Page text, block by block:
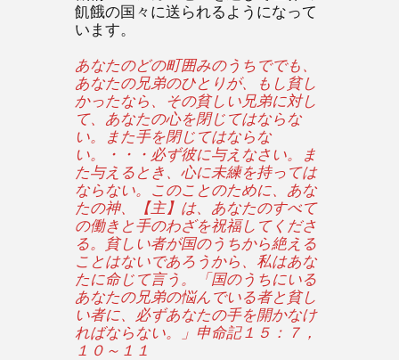
飢餓の国々に送られるようになって
います。
あなたのどの町囲みのうちででも、
あなたの兄弟のひとりが、もし貧し
かったなら、その貧しい兄弟に対し
て、あなたの心を閉じてはならな
い。また手を閉じてはならな
い。・・・必ず彼に与えなさい。ま
た与えるとき、心に未練を持っては
ならない。このことのために、あな
たの神、【主】は、あなたのすべて
の働きと手のわざを祝福してくださ
る。貧しい者が国のうちから絶える
ことはないであろうから、私はあな
たに命じて言う。「国のうちにいる
あなたの兄弟の悩んでいる者と貧し
い者に、必ずあなたの手を開かなけ
ればならない。」申命記１５：７，
１０～１１